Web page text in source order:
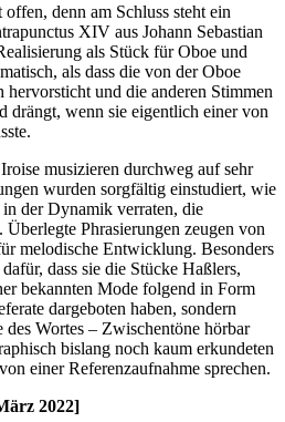
denn am Schluss steht ein
XIV aus Johann Sebastian
als Stück für Oboe und
als dass die von der Oboe
hervorsticht und die anderen Stimmen
drängt, wenn sie eigentlich einer von
musizieren durchweg auf sehr
wurden sorgfältig einstudiert, wie
der Dynamik verraten, die
Phrasierungen zeugen von
melodische Entwicklung. Besonders
dass sie die Stücke Haßlers,
bekannten Mode folgend in Form
dargeboten haben, sondern
Wortes – Zwischentöne hörbar
bislang noch kaum erkundeten
einer Referenzaufnahme sprechen.
2022]